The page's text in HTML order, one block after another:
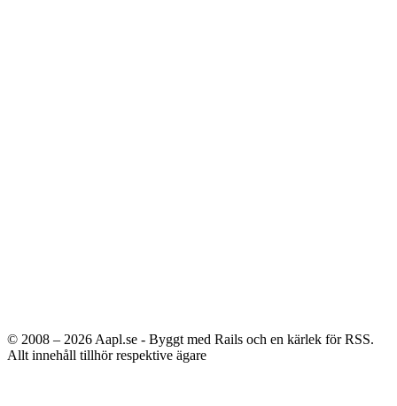
© 2008 – 2026 Aapl.se - Byggt med Rails och en kärlek för RSS.
Allt innehåll tillhör respektive ägare